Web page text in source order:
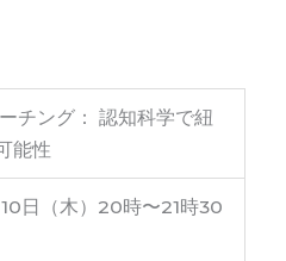
チング： 認知科学で紐
能性
日（木）20時〜21時30